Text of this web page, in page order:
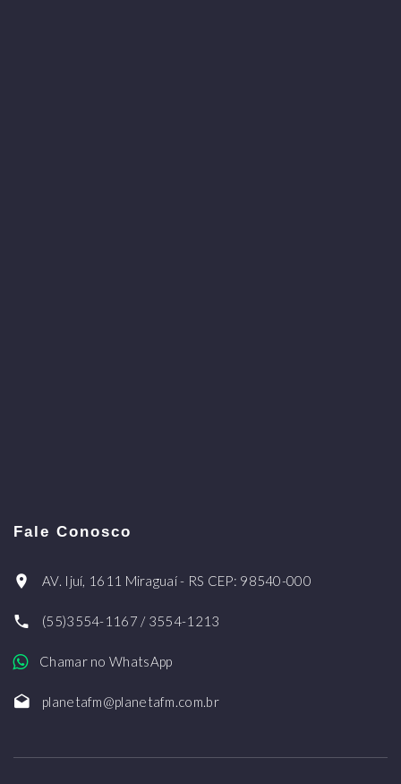
Fale Conosco
AV. Ijuí, 1611 Miraguaí - RS CEP: 98540-000
(55)3554-1167 / 3554-1213
Chamar no WhatsApp
planetafm@planetafm.com.br